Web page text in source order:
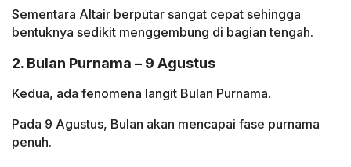
Sementara Altair berputar sangat cepat sehingga
bentuknya sedikit menggembung di bagian tengah.
2. Bulan Purnama – 9 Agustus
Kedua, ada fenomena langit Bulan Purnama.
Pada 9 Agustus, Bulan akan mencapai fase purnama
penuh.